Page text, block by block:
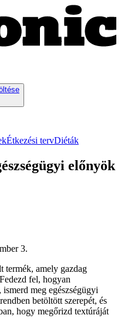
Étkezési tervDiéták
előnyök
3.
termék, amely gazdag
fel, hogyan
meg egészségügyi
betöltött szerepét, és
hogy megőrizd textúráját